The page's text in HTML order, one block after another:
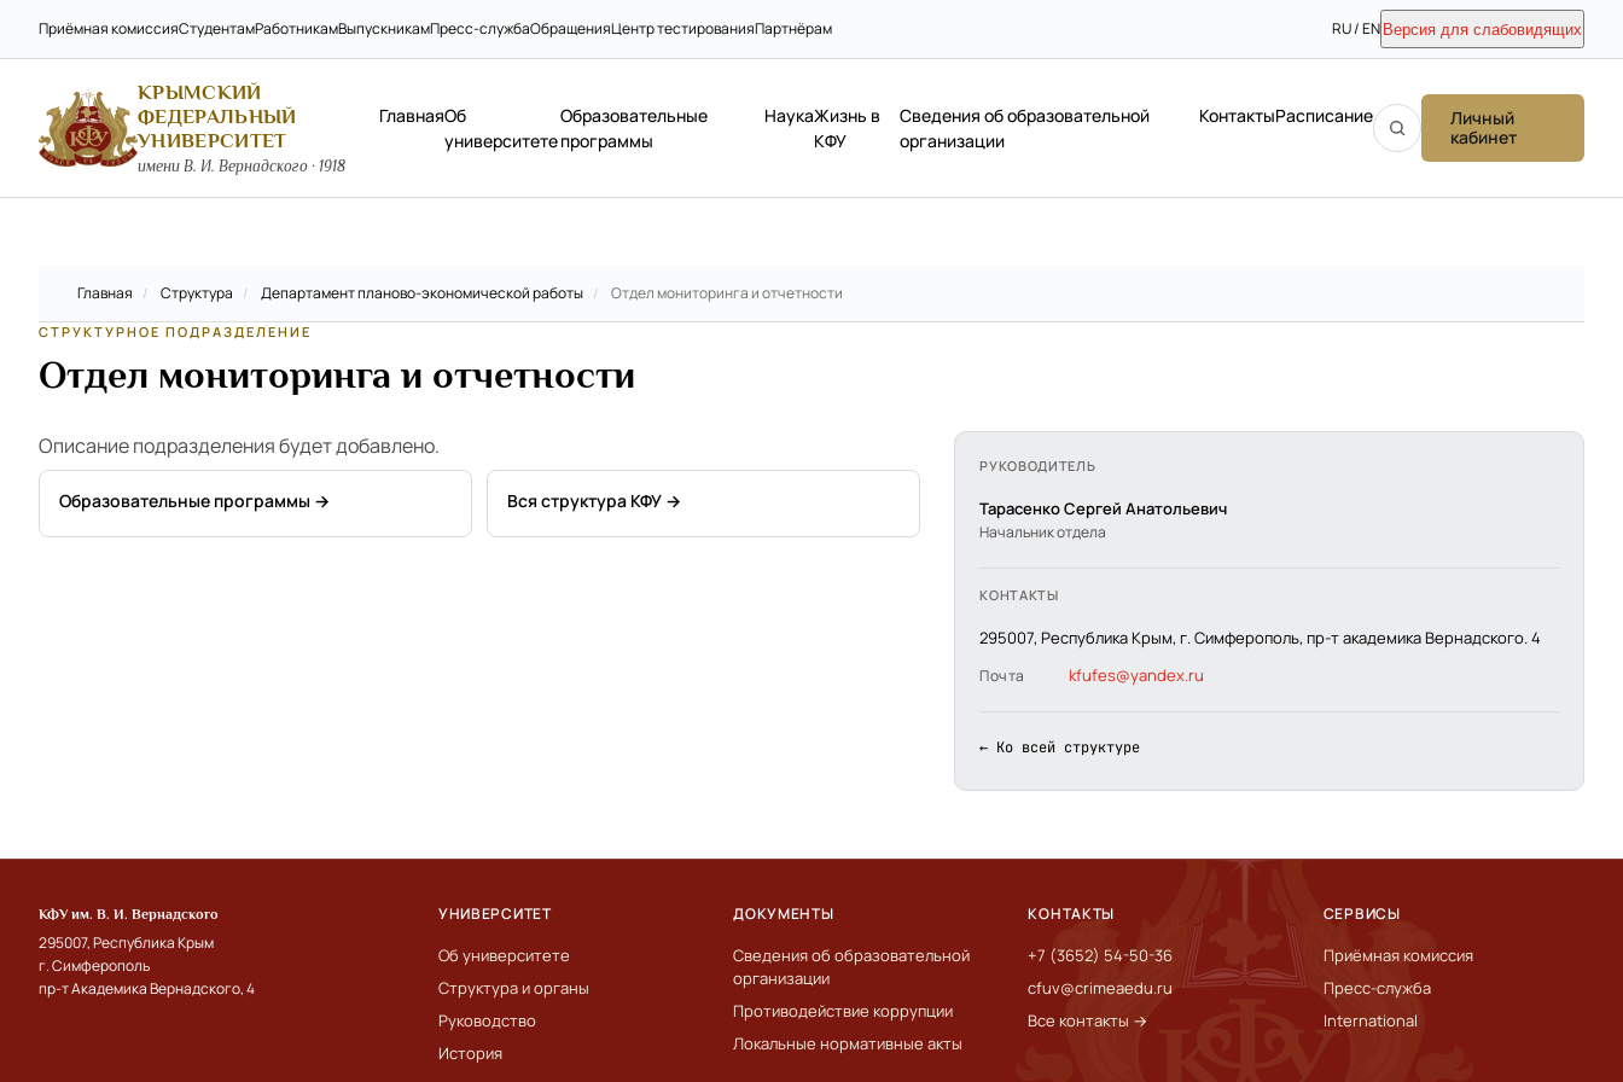
Приёмная комиссияСтудентамРаботникамВыпускникамПресс-службаОбращенияЦентр тестированияПартнёрам RU / EN Версия для слабовидящих
КРЫМСКИЙ
ФЕДЕРАЛЬНЫЙ
УНИВЕРСИТЕТ
имени В. И. Вернадского · 1918
ГлавнаяОб
университете
Образовательные
программы
НаукаЖизнь в
КФУ
Сведения об образовательной
организации
КонтактыРасписание
Личный
кабинет
Главная / Структура / Департамент планово-экономической работы / Отдел мониторинга и отчетности
СТРУКТУРНОЕ ПОДРАЗДЕЛЕНИЕ
Отдел мониторинга и отчетности
Описание подразделения будет добавлено.
Образовательные программы → Вся структура КФУ →
РУКОВОДИТЕЛЬ
Тарасенко Сергей Анатольевич
Начальник отдела
КОНТАКТЫ
295007, Республика Крым, г. Симферополь, пр-т академика Вернадского. 4
Почта kfufes@yandex.ru
← Ко всей структуре
КФУ им. В. И. Вернадского
295007, Республика Крым
г. Симферополь
пр-т Академика Вернадского, 4
УНИВЕРСИТЕТ
Об университете
Структура и органы
Руководство
История
ДОКУМЕНТЫ
Сведения об образовательной
организации
Противодействие коррупции
Локальные нормативные акты
КОНТАКТЫ
+7 (3652) 54-50-36
cfuv@crimeaedu.ru
Все контакты →
СЕРВИСЫ
Приёмная комиссия
Пресс-служба
International